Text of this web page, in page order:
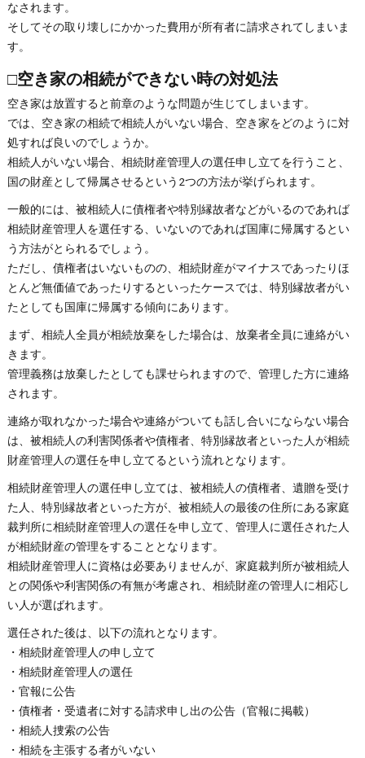
なされます。
そしてその取り壊しにかかった費用が所有者に請求されてしまいま
す。
□空き家の相続ができない時の対処法
空き家は放置すると前章のような問題が生じてしまいます。
では、空き家の相続で相続人がいない場合、空き家をどのように対
処すれば良いのでしょうか。
相続人がいない場合、相続財産管理人の選任申し立てを行うこと、
国の財産として帰属させるという2つの方法が挙げられます。
一般的には、被相続人に債権者や特別縁故者などがいるのであれば
相続財産管理人を選任する、いないのであれば国庫に帰属するとい
う方法がとられるでしょう。
ただし、債権者はいないものの、相続財産がマイナスであったりほ
とんど無価値であったりするといったケースでは、特別縁故者がい
たとしても国庫に帰属する傾向にあります。
まず、相続人全員が相続放棄をした場合は、放棄者全員に連絡がい
きます。
管理義務は放棄したとしても課せられますので、管理した方に連絡
されます。
連絡が取れなかった場合や連絡がついても話し合いにならない場合
は、被相続人の利害関係者や債権者、特別縁故者といった人が相続
財産管理人の選任を申し立てるという流れとなります。
相続財産管理人の選任申し立ては、被相続人の債権者、遺贈を受け
た人、特別縁故者といった方が、被相続人の最後の住所にある家庭
裁判所に相続財産管理人の選任を申し立て、管理人に選任された人
が相続財産の管理をすることとなります。
相続財産管理人に資格は必要ありませんが、家庭裁判所が被相続人
との関係や利害関係の有無が考慮され、相続財産の管理人に相応し
い人が選ばれます。
選任された後は、以下の流れとなります。
・相続財産管理人の申し立て
・相続財産管理人の選任
・官報に公告
・債権者・受遺者に対する請求申し出の公告（官報に掲載）
・相続人捜索の公告
・相続を主張する者がいない